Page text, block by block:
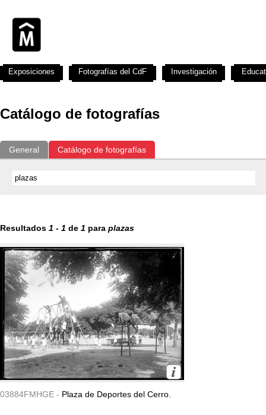
Catálogo de fotografías
General Catálogo de fotografías
Resultados 1 - 1 de 1 para plazas
03884FMHGE - Plaza de Deportes del Cerro.
Exposiciones Fotografías del CdF Investigación